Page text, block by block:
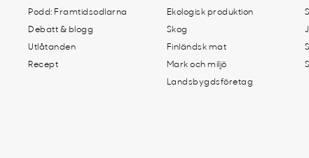
Podd: Framtidsodlarna
Debatt & blogg
Utlåtanden
Recept
Ekologisk produktion
Skog
Finländsk mat
Mark och miljö
Landsbygdsföretag